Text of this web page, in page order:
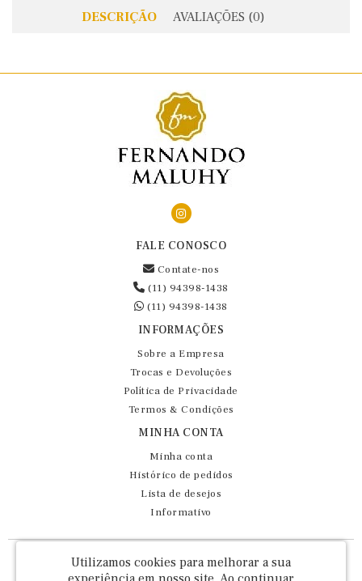
DESCRIÇÃO AVALIAÇÕES (0)
FALE CONOSCO
Contate-nos
(11) 94398-1438
(11) 94398-1438
INFORMAÇÕES
Sobre a Empresa
Trocas e Devoluções
Política de Privacidade
Termos & Condições
MINHA CONTA
Minha conta
Histórico de pedidos
Lista de desejos
Informativo
Fernando Maluhy Cia Ltda - CNPJ: 60.458.825/0001-86
Rua Dr Euclydes da Cunha, 47 - Brás - São Paulo / SP - CEP 03016-030
Utilizamos cookies para melhorar a sua